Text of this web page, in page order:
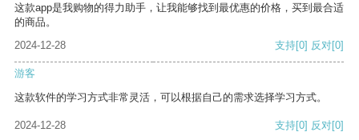
这款app是我购物的得力助手，让我能够找到最优惠的价格，买到最合适
的商品。
2024-12-28
支持[0] 反对[0]
游客
这款软件的学习方式非常灵活，可以根据自己的需求选择学习方式。
2024-12-28 支持[0] 反对[0]